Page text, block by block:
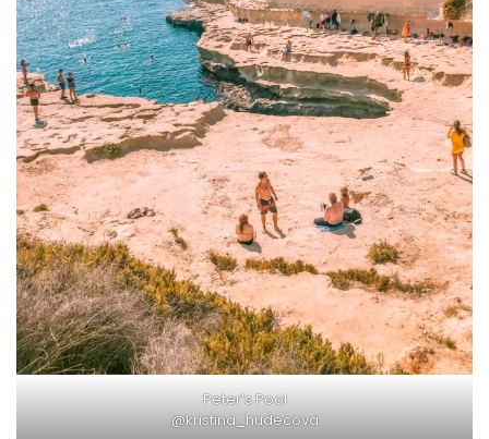
Peter’s Pool
@kristina_hudecova